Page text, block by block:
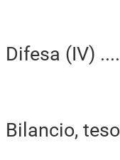
Difesa (IV)
Bilancio,